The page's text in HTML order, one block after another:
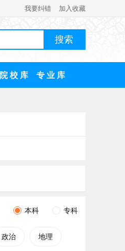
我要纠错 加入收藏
院 校 库 专 业 库
本科 专科
政治 地理